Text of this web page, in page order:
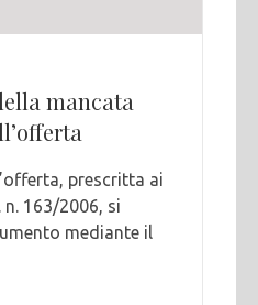
mancata
prescritta ai
n. 163/2006, si
mediante il